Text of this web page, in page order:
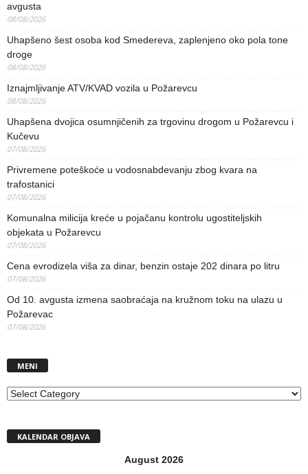
avgusta
08/08/2026
Uhapšeno šest osoba kod Smedereva, zaplenjeno oko pola tone
droge
08/08/2026
Iznajmljivanje ATV/KVAD vozila u Požarevcu
08/08/2026
Uhapšena dvojica osumnjičenih za trgovinu drogom u Požarevcu i
Kučevu
07/08/2026
Privremene poteškoće u vodosnabdevanju zbog kvara na
trafostanici
07/08/2026
Komunalna milicija kreće u pojačanu kontrolu ugostiteljskih
objekata u Požarevcu
07/08/2026
Cena evrodizela viša za dinar, benzin ostaje 202 dinara po litru
07/08/2026
Od 10. avgusta izmena saobraćaja na kružnom toku na ulazu u
Požarevac
07/08/2026
MENI
MENI
KALENDAR OBJAVA
August 2026